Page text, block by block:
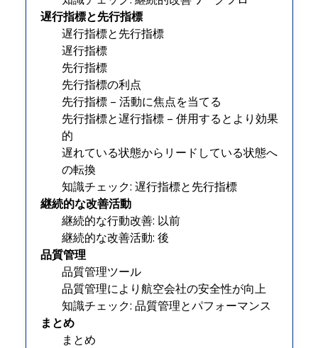
遅行指標と先行指標
遅行指標と先行指標
遅行指標
先行指標
先行指標の利点
先行指標 – 活動に焦点を当てる
先行指標と遅行指標 – 併用するとより効果
的
遅れている状態からリードしている状態へ
の転換
知識チェック: 遅行指標と先行指標
継続的な改善活動
継続的な行動改善: 以前
継続的な改善活動: 後
品質管理
品質管理ツール
品質管理により航空会社の安全性が向上
知識チェック: 品質管理とパフォーマンス
まとめ
まとめ